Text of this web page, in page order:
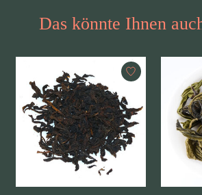
Das könnte Ihnen
Produkt-Karussell-Artikel